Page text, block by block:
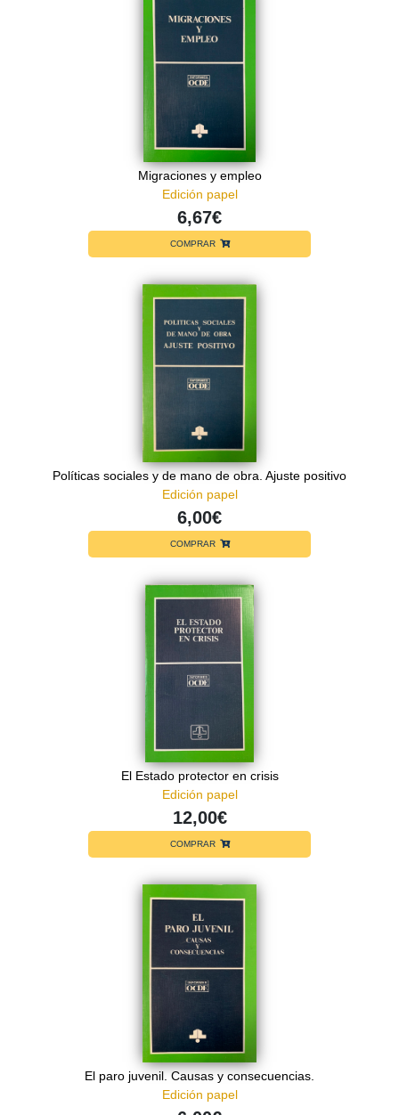
Migraciones y empleo
Edición papel
6,67€
COMPRAR
Políticas sociales y de mano de obra. Ajuste positivo
Edición papel
6,00€
COMPRAR
El Estado protector en crisis
Edición papel
12,00€
COMPRAR
El paro juvenil. Causas y consecuencias.
Edición papel